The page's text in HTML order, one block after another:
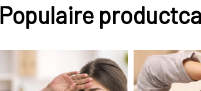
Populaire